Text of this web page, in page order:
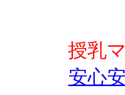
授乳
安心